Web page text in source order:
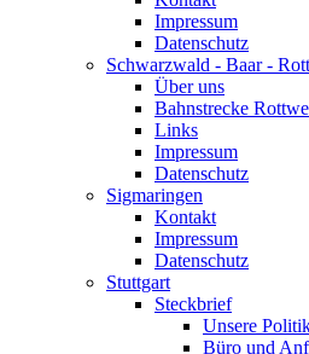
Impressum
Datenschutz
Schwarzwald - Baar -
Über uns
Bahnstrecke
Links
Impressum
Datenschutz
Sigmaringen
Kontakt
Impressum
Datenschutz
Stuttgart
Steckbrief
Unsere
Büro und